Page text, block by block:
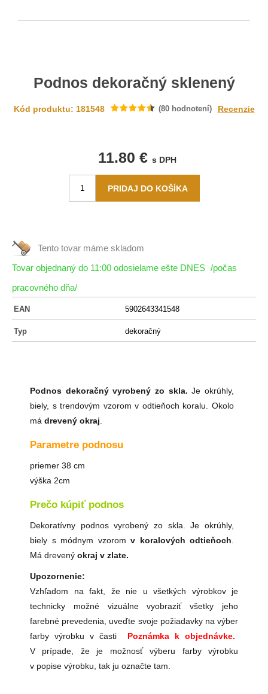
Podnos dekoračný sklenený
Kód produktu: 181548 (80hodnotení) Recenzie
11.80 € s DPH
Tento tovar máme skladom
Tovar objednaný do 11:00 odosielame ešte DNES /počas
pracovného dňa/
EAN 5902643341548
Typ dekoračný
Podnos dekoračný vyrobený zo skla. Je okrúhly,
biely, s trendovým vzorom v odtieňoch koralu. Okolo
má drevený okraj
Parametre podnosu
priemer 38 cm
výška 2cm
Prečo kúpiť podnos
Dekoratívny podnos vyrobený zo skla. Je okrúhly,
biely s módnym vzorom v koralových odtieňoch
Má drevený okraj v zlate.
Upozornenie:
Vzhľadom na fakt, že nie u všetkých výrobkov je
technicky možné vizuálne vyobraziť všetky jeho
farebné prevedenia, uveďte svoje požiadavky na výber
farby výrobku v časti Poznámka k objednávke.
V prípade, že je možnosť výberu farby výrobku
v popise výrobku, tak ju označte tam.